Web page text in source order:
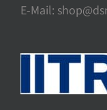
E-Mail: